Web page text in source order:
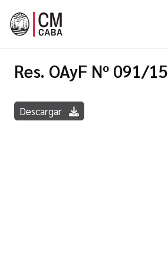
Res. OAyF Nº 091/15
Descargar